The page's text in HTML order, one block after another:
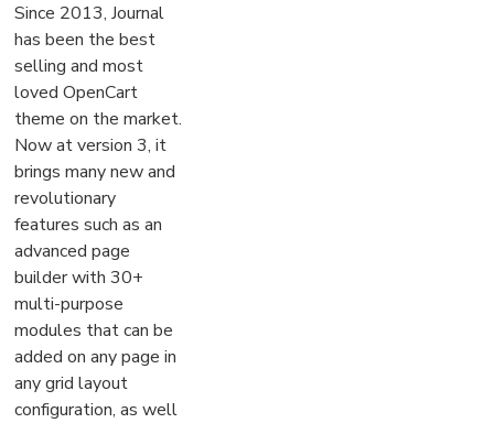
Since 2013, Journal
has been the best
selling and most
loved OpenCart
theme on the market.
Now at version 3, it
brings many new and
revolutionary
features such as an
advanced page
builder with 30+
multi-purpose
modules that can be
added on any page in
any grid layout
configuration, as well